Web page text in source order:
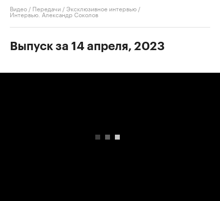
Видео / Передачи /Эксклюзивное интервью /
Интервью. Александр Соколов
Выпуск за 14 апреля, 2023